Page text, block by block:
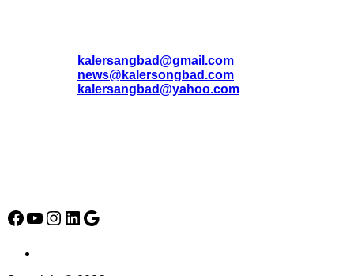
kalersangbad@gmail.com
news@kalersongbad.com
kalersangbad@yahoo.com
Facebook
YouTube
Instagram
LinkedIn
Google